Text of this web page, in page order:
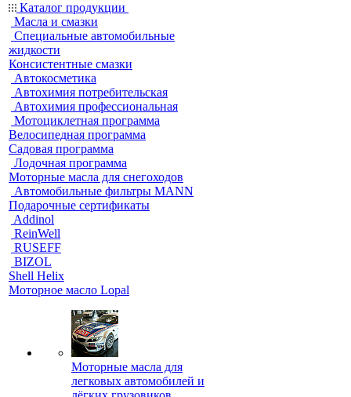
Каталог продукции
Масла и смазки
Специальные автомобильные
жидкости
Консистентные смазки
Автокосметика
Автохимия потребительская
Автохимия профессиональная
Мотоциклетная программа
Велосипедная программа
Садовая программа
Лодочная программа
Моторные масла для снегоходов
Автомобильные фильтры MANN
Подарочные сертификаты
Addinol
ReinWell
RUSEFF
BIZOL
Shell Helix
Моторное масло Lopal
Моторные масла для
легковых автомобилей и